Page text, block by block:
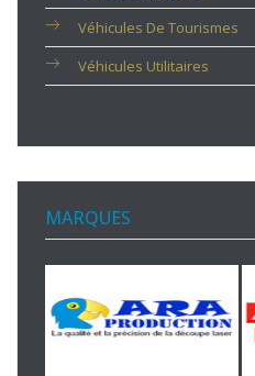
Véhicules De Tourismes
Véhicules Utilitaires
MARQUES